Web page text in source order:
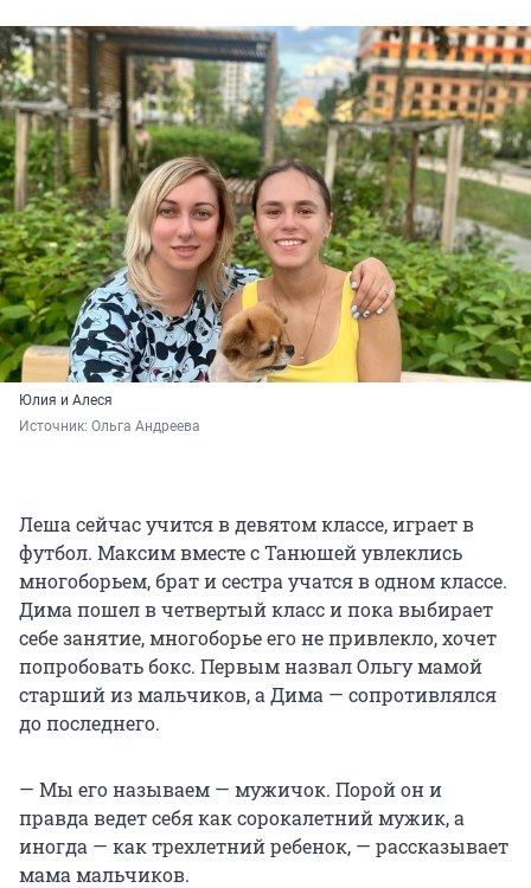
Юлия и Алеся
Источник: Ольга Андреева
Леша сейчас учится в девятом классе, играет в
футбол. Максим вместе с Танюшей увлеклись
многоборьем, брат и сестра учатся в одном классе.
Дима пошел в четвертый класс и пока выбирает
себе занятие, многоборье его не привлекло, хочет
попробовать бокс. Первым назвал Ольгу мамой
старший из мальчиков, а Дима — сопротивлялся
до последнего.
— Мы его называем — мужичок. Порой он и
правда ведет себя как сорокалетний мужик, а
иногда — как трехлетний ребенок, — рассказывает
мама мальчиков.